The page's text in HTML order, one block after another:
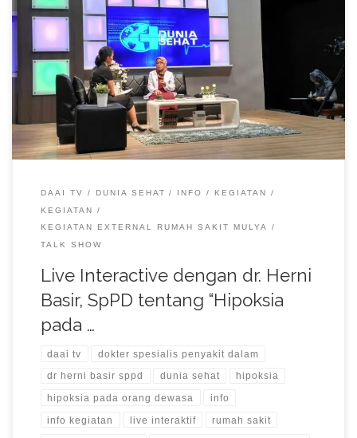
Live Interactive dengan dr. Herni Basir, SpPD tentang “Hipoksia
pada oang dewasa” dalam acara Dunia Sehat di DAAi TV
DAAI TV DUNIA SEHAT INFO
KEGIATAN
KEGIATAN
KEGIATAN EXTERNAL RUMAH SAKIT MULYA
TALK SHOW
Live Interactive dengan dr. Herni
Basir, SpPD tentang “Hipoksia
pada …
daai tv dokter spesialis penyakit dalam
dr herni basir sppd dunia sehat hipoksia
hipoksia pada orang dewasa info
info kegiatan live interaktif rumah sakit